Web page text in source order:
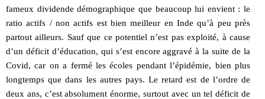
fameux dividende démographique que beaucoup lui envient : le
ratio actifs / non actifs est bien meilleur en Inde qu’à peu près
partout ailleurs. Sauf que ce potentiel n’est pas exploité, à cause
d’un déficit d’éducation, qui s’est encore aggravé à la suite de la
Covid, car on a fermé les écoles pendant l’épidémie, bien plus
longtemps que dans les autres pays. Le retard est de l’ordre de
deux ans, c’est absolument énorme, surtout avec un tel déficit de